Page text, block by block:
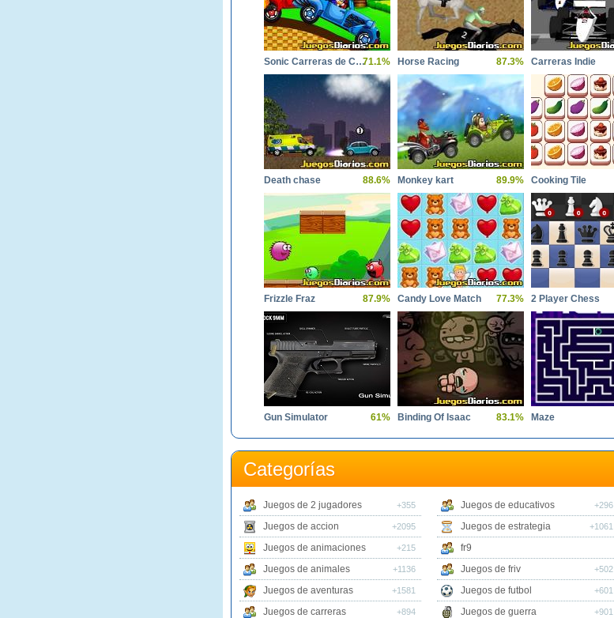
Sonic Carreras de Coches71.1% Horse Racing 87.3% Carreras Indie
Death chase 88.6% Monkey kart 89.9% Cooking Tile
Frizzle Fraz 87.9% Candy Love Match 77.3% 2 Player Chess
Gun Simulator 61% Binding Of Isaac 83.1% Maze
Categorías
Juegos de 2 jugadores +355
Juegos de accion +2095
Juegos de animaciones +215
Juegos de animales +1136
Juegos de aventuras +1581
Juegos de carreras +894
Juegos de educativos +296
Juegos de estrategia +1061
fr9
Juegos de friv
+502
Juegos de futbol +601
Juegos de guerra +901